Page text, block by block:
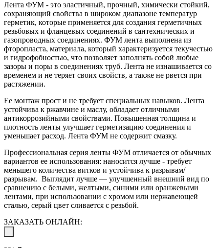
Лента ФУМ - это эластичный, прочный, химически стойкий,
сохраняющий свойства в широком диапазоне температур
герметик, которые применяется для создания герметичных
резьбовых и фланцевых соединений в сантехнических и
газопроводных соединениях. ФУМ лента выполнена из
фторопласта, материала, который характеризуется текучестью
и гидрофобностью, что позволяет заполнять собой любые
зазоры и поры в соединениях труб. Лента не изнашивается со
временем и не теряет своих свойств, а также не рвется при
растяжении.
Ее монтаж прост и не требует специальных навыков. Лента
устойчива к ржавчине и маслу, обладает отличными
антикоррозийными свойствами. Повышенная толщина и
плотность ленты улучшает герметизацию соединения и
уменьшает расход. Лента ФУМ не содержит смазку.
Профессиональная серия ленты ФУМ отличается от обычных
вариантов ее использования: наносится лучше - требует
меньшего количества витков и устойчива к разрывам/
разрывам. Выглядит лучше — улучшенный внешний вид по
сравнению с белыми, желтыми, синими или оранжевыми
лентами, при использовании с хромом или нержавеющей
сталью, серый цвет сливается с резьбой.
ЗАКАЗАТЬ ОНЛАЙН: